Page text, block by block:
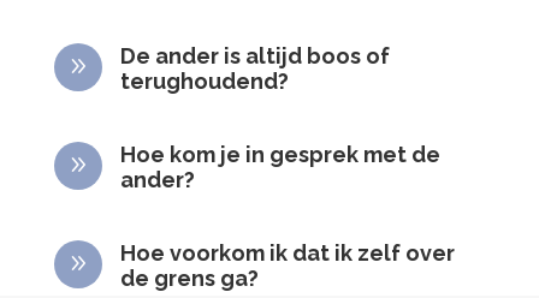
9
De ander is altijd boos of
terughoudend?
9
Hoe kom je in gesprek met de
ander?
9
Hoe voorkom ik dat ik zelf over
de grens ga?